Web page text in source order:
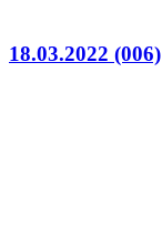
18.03.2022 (006)